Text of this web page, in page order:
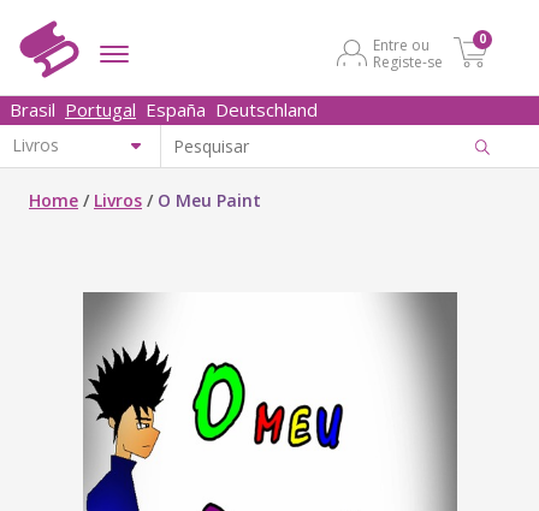
Entre ou
Registe-se
0
Brasil Portugal España Deutschland
Home / Livros / O Meu Paint